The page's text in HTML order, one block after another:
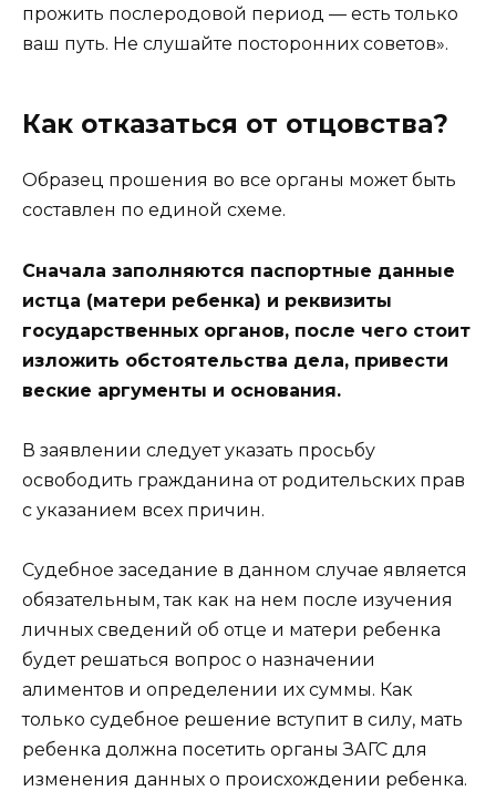
прожить послеродовой период — есть только
ваш путь. Не слушайте посторонних советов».
Как отказаться от отцовства?
Образец прошения во все органы может быть
составлен по единой схеме.
Сначала заполняются паспортные данные
истца (матери ребенка) и реквизиты
государственных органов, после чего стоит
изложить обстоятельства дела, привести
веские аргументы и основания.
В заявлении следует указать просьбу
освободить гражданина от родительских прав
с указанием всех причин.
Судебное заседание в данном случае является
обязательным, так как на нем после изучения
личных сведений об отце и матери ребенка
будет решаться вопрос о назначении
алиментов и определении их суммы. Как
только судебное решение вступит в силу, мать
ребенка должна посетить органы ЗАГС для
изменения данных о происхождении ребенка.